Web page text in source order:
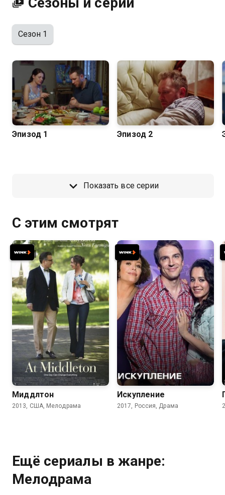
Сезон 1
Эпизод 1 Эпизод 2
Показать все серии
С этим смотрят
6.8 6.5
Миддлтон
2013, США, Мелодрама
6.2
Искупление
2017, Россия, Драма
Ещё сериалы в жанре:
Мелодрама